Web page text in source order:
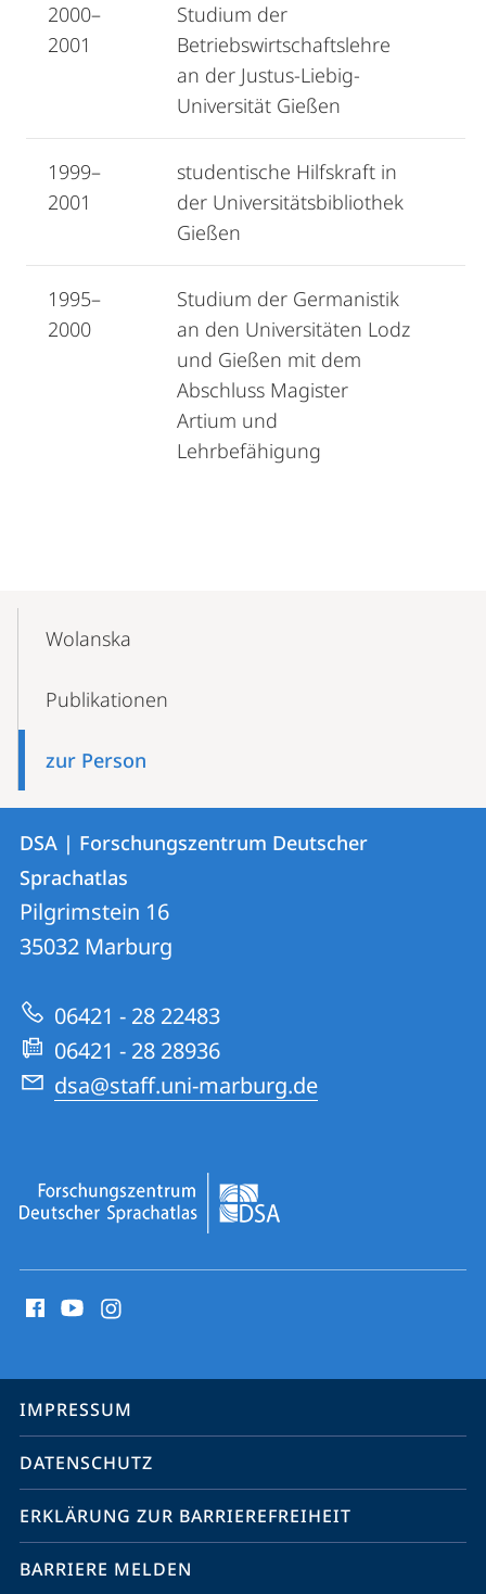
2000–
2001
Studium der
Betriebswirtschaftslehre
an der Justus-Liebig-
Universität Gießen
1999–
2001
studentische Hilfskraft in
der Universitätsbibliothek
Gießen
1995–
2000
Studium der Germanistik
an den Universitäten Lodz
und Gießen mit dem
Abschluss Magister
Artium und
Lehrbefähigung
NavigationWolanska
Publikationen
zur Person
Kontakt
und
Informationen
zur
Website
Kontaktinformationen
DSA
|
Forschungszentrum
Sprachatlas
DSA | Forschungszentrum Deutscher
Sprachatlas
Pilgrimstein 16
35032 Marburg
06421 - 28 22483
06421 - 28 28936
dsa@staff.uni-marburg.de
Media
Service-
Navigation
IMPRESSUM
DATENSCHUTZ
ERKLÄRUNG ZUR BARRIEREFREIHEIT
BARRIERE MELDEN